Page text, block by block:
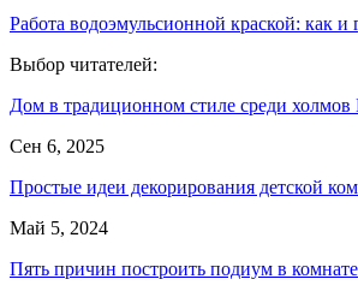
Работа водоэмульсионной краской: как и
Выбор читателей:
Дом в традиционном стиле среди холмов
Сен 6, 2025
Простые идеи декорирования детской
Май 5, 2024
Пять причин построить подиум в комнате